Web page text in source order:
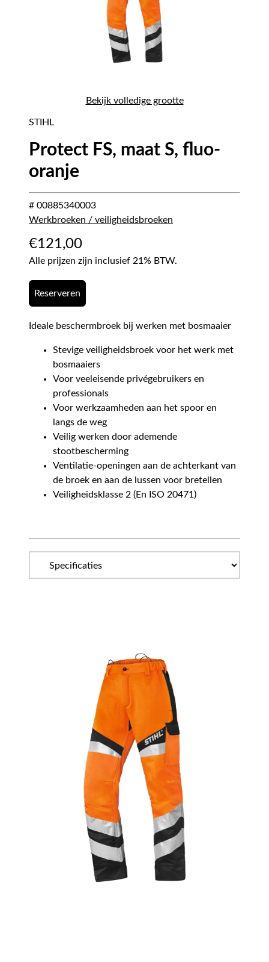
Bekijk volledige grootte
STIHL
Protect FS, maat S, fluo-
oranje
# 00885340003
Werkbroeken / veiligheidsbroeken
€121,00
Alle prijzen zijn inclusief 21% BTW.
Reserveren
Ideale beschermbroek bij werken met bosmaaier
Stevige veiligheidsbroek voor het werk met
bosmaaiers
Voor veeleisende privégebruikers en
professionals
Voor werkzaamheden aan het spoor en
langs de weg
Veilig werken door ademende
stootbescherming
Ventilatie-openingen aan de achterkant van
de broek en aan de lussen voor bretellen
Veiligheidsklasse 2 (En ISO 20471)